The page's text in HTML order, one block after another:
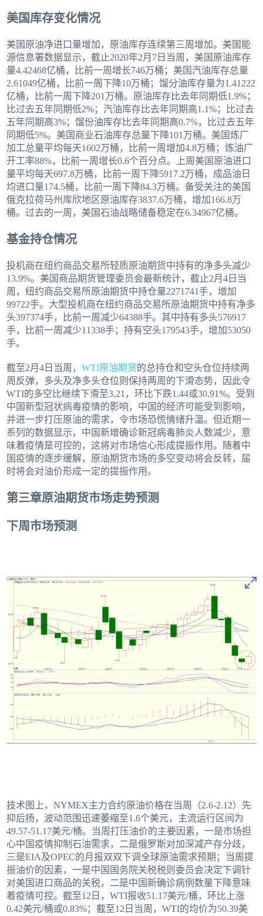
美国库存变化情况
美国原油净进口量增加，原油库存连续第三周增加。美国能
源信息署数据显示，截止2020年2月7日当周，美国原油库存
量4.42468亿桶，比前一周增长746万桶；美国汽油库存总量
2.61049亿桶，比前一周下降10万桶；馏分油库存量为1.41222
亿桶，比前一周下降201万桶。原油库存比去年同期低1.9%；
比过去五年同期低2%；汽油库存比去年同期高1.1%；比过去
五年同期高3%；馏份油库存比去年同期高0.7%，比过去五年
同期低5%。美国商业石油库存总量下降101万桶。美国炼厂
加工总量平均每天1602万桶，比前一周增加4.8万桶；炼油厂
开工率88%，比前一周增长0.6个百分点。上周美国原油进口
量平均每天697.8万桶，比前一周下降5917.2万桶，成品油日
均进口量174.5桶，比前一周下降84.3万桶。备受关注的美国
俄克拉荷马州库欣地区原油库存3837.6万桶，增加166.8万
桶。过去的一周，美国石油战略储备稳定在6.34967亿桶。
基金持仓情况
投机商在纽约商品交易所轻质原油期货中持有的净多头减少
13.9%。美国商品期货管理委员会最新统计，截止2月4日当
周，纽约商品交易所原油期货中持仓量2271741手，增加
99722手。大型投机商在纽约商品交易所原油期货中持有净多
头397374手，比前一周减少64388手。其中持有多头576917
手，比前一周减少11338手；持有空头179543手，增加53050
手。
截至2月4日当周，WTI原油期货的总持仓和空头仓位持续两
周反弹，多头及净多头仓位则保持两周的下滑态势，因此令
WTI的多空比继续下滑至3.21，环比下跌1.44或30.91%。受到
中国新型冠状病毒疫情的影响，中国的经济可能受到影响，
并进一步打压原油的需求，令市场恐慌情绪升温。但近期一
系列的数据显示，中国新增确诊新冠病毒肺炎人数减少，意
味着疫情是可控的，这将对市场信心形成提振作用。随着中
国疫情的逐步缓解，原油期货市场的多空变动将会反转，届
时将会对油价形成一定的提振作用。
第三章原油期货市场走势预测
下周市场预测
技术图上，NYMEX主力合约原油价格在当周（2.6-2.12）先
抑后扬，波动范围迅速萎缩至1.6个美元，主流运行区间为
49.57-51.17美元/桶。当周打压油价的主要因素，一是市场担
心中国疫情抑制石油需求，二是俄罗斯对加深减产存分歧，
三是EIA及OPEC的月报双双下调全球原油需求预期；当周提
振油价的因素，一是中国国务院关税税则委员会决定下调针
对美国进口商品的关税，二是中国新确诊病例数量下降意味
着疫情可控。截至12日，WTI报收51.17美元/桶，环比上涨
0.42美元/桶或0.83%；截至12日当周，WTI的均价为50.39美